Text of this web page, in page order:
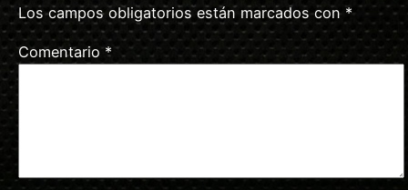
Los campos obligatorios están marcados con *
Comentario*